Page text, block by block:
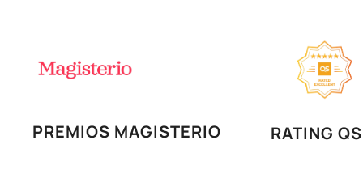
PREMIOS MAGISTERIO RATING